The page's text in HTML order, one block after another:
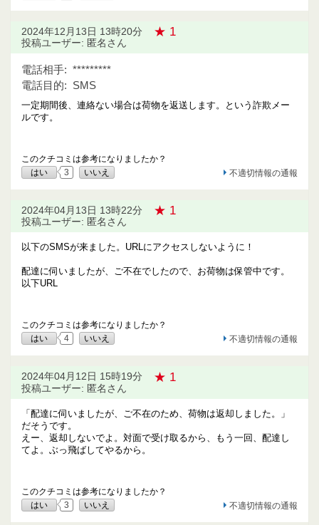
2024年12月13日 13時20分 ★ 1
投稿ユーザー: 匿名さん
電話相手: *********
電話目的: SMS
一定期間後、連絡ない場合は荷物を返送します。という詐欺メー
ルです。
このクチコミは参考になりましたか？
はい
3 いいえ 不適切情報の通報
2024年04月13日 13時22分 ★ 1
投稿ユーザー: 匿名さん
以下のSMSが来ました。URLにアクセスしないように！
配達に伺いましたが、ご不在でしたので、お荷物は保管中です。
以下URL
このクチコミは参考になりましたか？
はい
4 いいえ 不適切情報の通報
2024年04月12日 15時19分 ★ 1
投稿ユーザー: 匿名さん
「配達に伺いましたが、ご不在のため、荷物は返却しました。」
だそうです。
えー、返却しないでよ。対面で受け取るから、もう一回、配達し
てよ。ぶっ飛ばしてやるから。
このクチコミは参考になりましたか？
はい
3 いいえ 不適切情報の通報